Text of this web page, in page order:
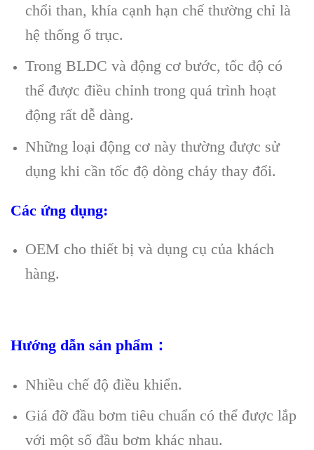
chổi than, khía cạnh hạn chế thường chỉ là
hệ thống ổ trục.
Trong BLDC và động cơ bước, tốc độ có
thể được điều chỉnh trong quá trình hoạt
động rất dễ dàng.
Những loại động cơ này thường được sử
dụng khi cần tốc độ dòng chảy thay đổi.
Các ứng dụng:
OEM cho thiết bị và dụng cụ của khách
hàng.
Hướng dẫn sản phẩm：
Nhiều chế độ điều khiển.
Giá đỡ đầu bơm tiêu chuẩn có thể được lắp
với một số đầu bơm khác nhau.